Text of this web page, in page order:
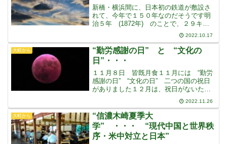
新橋・横浜間に、日本初の鉄道が敷設さ
れて、今年で１５０年なのだそうです明
治５年 (1872年) のことで、２９キロ
を５３分の運行、だったそうですこれを
記念して、オリジナル鉄道グッズが販売
されたり、スタンプラリーをしたり、全
国各地あっちこっち
2022.10.17
大町から
“勤労感謝の日” と “文化の
日”・・・
１１月８日 皆既月食１１月には “勤労
感謝の日” “文化の日” 二つの国の祝日
がありました１２月は、祝日がないた
め、今年最後の祝日です最近は、次々に
新しい祝日が作られて、よくわからない
ものもありますが、１１月のこの２つの
祝日は、私の小さい時
2022.11.26
大町から
“信濃木崎夏季大
学” ・・・ “現代中国と世界秩
序・米中対立と日本”